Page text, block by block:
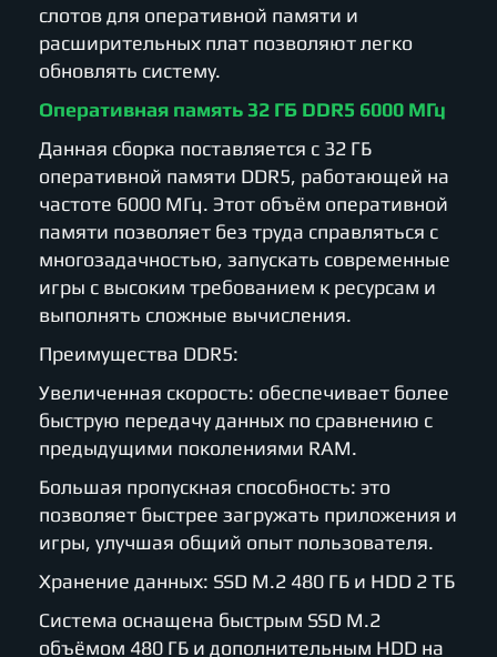
слотов для оперативной памяти и
расширительных плат позволяют легко
обновлять систему.
Оперативная память 32 ГБ DDR5 6000 МГц
Данная сборка поставляется с 32 ГБ
оперативной памяти DDR5, работающей на
частоте 6000 МГц. Этот объём оперативной
памяти позволяет без труда справляться с
многозадачностью, запускать современные
игры с высоким требованием к ресурсам и
выполнять сложные вычисления.
Преимущества DDR5:
Увеличенная скорость: обеспечивает более
быструю передачу данных по сравнению с
предыдущими поколениями RAM.
Большая пропускная способность: это
позволяет быстрее загружать приложения и
игры, улучшая общий опыт пользователя.
Хранение данных: SSD M.2 480 ГБ и HDD 2 ТБ
Система оснащена быстрым SSD M.2
объёмом 480 ГБ и дополнительным HDD на